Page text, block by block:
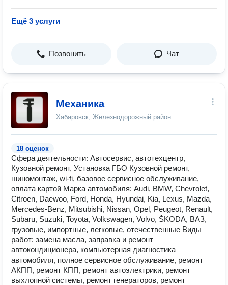
Ещё 3 услуги
Позвонить Чат
Механика
Хабаровск, Железнодорожный район
18 оценок
Сфера деятельности: Автосервис, автотехцентр,
Кузовной ремонт, Установка ГБО Кузовной ремонт,
шиномонтаж, wi-fi, базовое сервисное обслуживание,
оплата картой Марка автомобиля: Audi, BMW, Chevrolet,
Citroen, Daewoo, Ford, Honda, Hyundai, Kia, Lexus, Mazda,
Mercedes-Benz, Mitsubishi, Nissan, Opel, Peugeot, Renault,
Subaru, Suzuki, Toyota, Volkswagen, Volvo, ŠKODA, ВАЗ,
грузовые, импортные, легковые, отечественные Виды
работ: замена масла, заправка и ремонт
автокондиционера, компьютерная диагностика
автомобиля, полное сервисное обслуживание, ремонт
АКПП, ремонт КПП, ремонт автоэлектрики, ремонт
выхлопной системы, ремонт генераторов, ремонт